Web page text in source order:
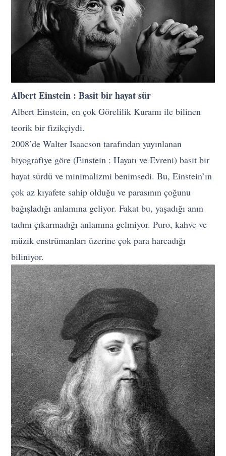
Albert Einstein : Basit bir hayat sür
Albert Einstein, en çok Görelilik Kuramı ile bilinen
teorik bir fizikçiydi.
2008’de Walter Isaacson tarafından yayınlanan
biyografiye göre (Einstein : Hayatı ve Evreni) basit bir
hayat sürdü ve minimalizmi benimsedi. Bu, Einstein’ın
çok az kıyafete sahip olduğu ve parasının çoğunu
bağışladığı anlamına geliyor. Fakat bu, yaşadığı anın
tadını çıkarmadığı anlamına gelmiyor. Puro, kahve ve
müzik enstrümanları üzerine çok para harcadığı
biliniyor.